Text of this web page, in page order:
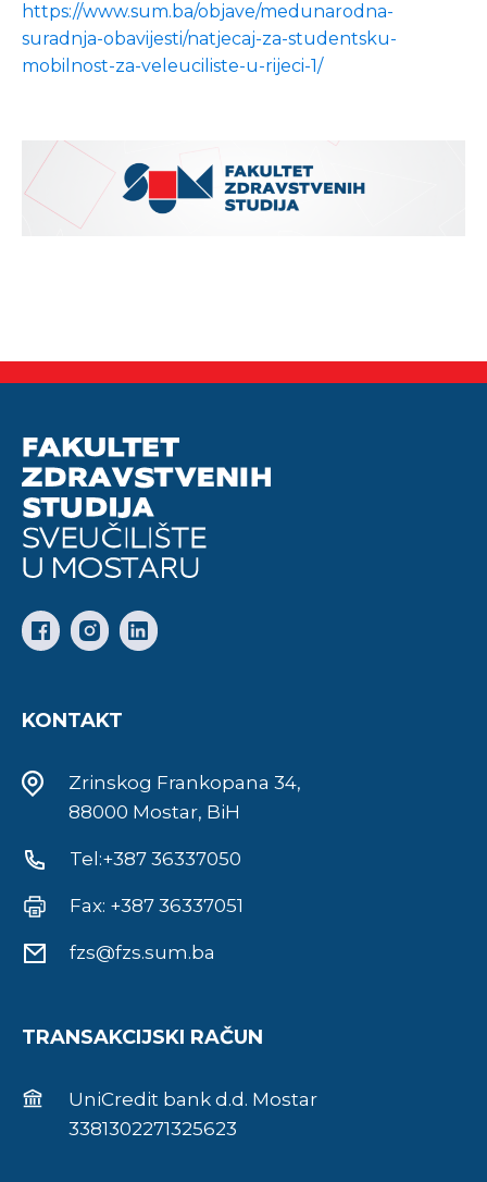
https://www.sum.ba/objave/medunarodna-
suradnja-obavijesti/natjecaj-za-studentsku-
mobilnost-za-veleuciliste-u-rijeci-1/
KONTAKT
Zrinskog Frankopana 34,
88000 Mostar, BiH
Tel:+387 36337050
Fax: +387 36337051
fzs@fzs.sum.ba
TRANSAKCIJSKI RAČUN
UniCredit bank d.d. Mostar
3381302271325623